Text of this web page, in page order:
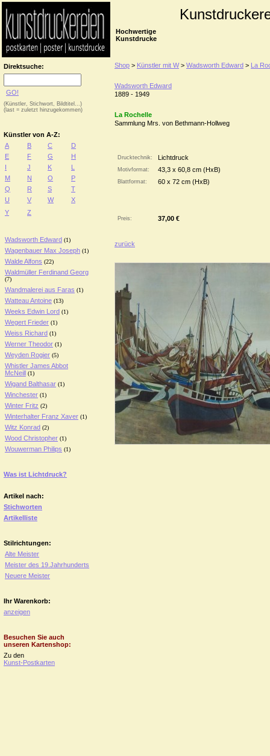
Hochwertige
Kunstdrucke
Direktsuche:
GO!
(Künstler, Stichwort, Bildtitel...)
(last = zuletzt hinzugekommen)
Künstler von A-Z:
A
B C
D
E
F G
H
I
J K
L
M
N O
P
Q
R S
T
U
V W
X
Y
Z
Wadsworth Edward (1)
Wagenbauer Max Joseph (1)
Walde Alfons (22)
Waldmüller Ferdinand Georg
(7)
Wandmalerei aus Faras (1)
Watteau Antoine (13)
Weeks Edwin Lord (1)
Wegert Frieder (1)
Weiss Richard (1)
Werner Theodor (1)
Weyden Rogier (5)
Whistler James Abbot
McNeill (1)
Wigand Balthasar (1)
Winchester (1)
Winter Fritz (2)
Winterhalter Franz Xaver (1)
Witz Konrad (2)
Wood Christopher (1)
Wouwerman Philips (1)
Was ist Lichtdruck?
Artikel nach:
Stichworten
Artikelliste
Stilrichtungen:
Alte Meister
Meister des 19.Jahrhunderts
Neuere Meister
Ihr Warenkorb:
anzeigen
Besuchen Sie auch
unseren Kartenshop:
Zu den
Kunst-Postkarten
Shop > Künstler mit W> Wadsworth Edward > La
Wadsworth Edward
1889 - 1949
La Rochelle
Sammlung Mrs. von Bethmann-Hollweg
Drucktechnik: Lichtdruck
Motivformat: 43,3 x 60,8 cm (HxB)
Blattformat: 60 x 72 cm (HxB)
Preis: 37,00 €
zurück